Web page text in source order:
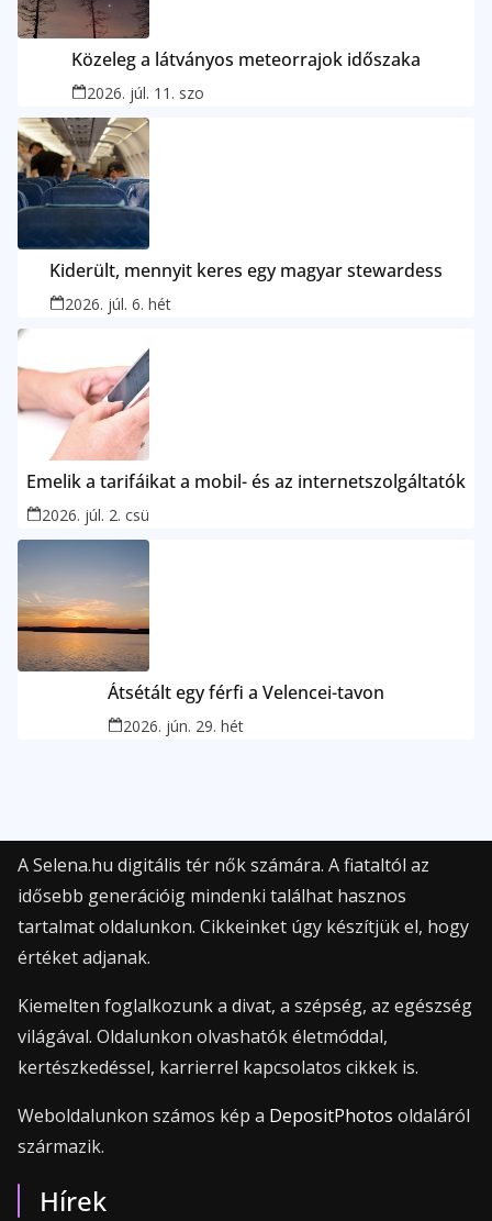
Közeleg a látványos meteorrajok időszaka
2026. júl. 11. szo
Kiderült, mennyit keres egy magyar stewardess
2026. júl. 6. hét
Emelik a tarifáikat a mobil- és az internetszolgáltatók
2026. júl. 2. csü
Átsétált egy férfi a Velencei-tavon
2026. jún. 29. hét
A Selena.hu digitális tér nők számára. A fiataltól az
idősebb generációig mindenki találhat hasznos
tartalmat oldalunkon. Cikkeinket úgy készítjük el, hogy
értéket adjanak.
Kiemelten foglalkozunk a divat, a szépség, az egészség
világával. Oldalunkon olvashatók életmóddal,
kertészkedéssel, karrierrel kapcsolatos cikkek is.
Weboldalunkon számos kép a DepositPhotos oldaláról
származik.
Hírek